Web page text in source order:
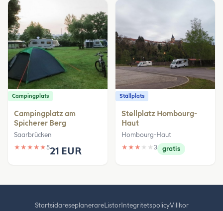
Campingplats
Campingplatz am
Spicherer Berg
Saarbrücken
★ ★ ★ ★ ★521 EUR
Ställplats
Stellplatz Hombourg-
Haut
Hombourg-Haut
★ ★ ★ ★ ★ 3 gratis
StartsidareseplanerareListorIntegritetspolicyVillkor